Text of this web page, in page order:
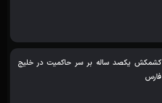
کشمکش یکصد ساله بر سر حاکمیت در خلیج
فارس